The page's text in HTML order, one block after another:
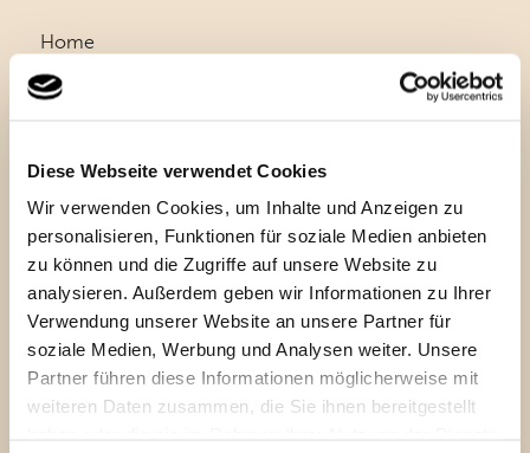
Diese Webseite verwendet Cookies
Wir verwenden Cookies, um Inhalte und Anzeigen zu
personalisieren, Funktionen für soziale Medien anbieten
zu können und die Zugriffe auf unsere Website zu
analysieren. Außerdem geben wir Informationen zu Ihrer
Verwendung unserer Website an unsere Partner für
soziale Medien, Werbung und Analysen weiter. Unsere
Partner führen diese Informationen möglicherweise mit
weiteren Daten zusammen, die Sie ihnen bereitgestellt
Home
Help
Additional Services
TCS-Website
TCS Mietfahrzeuge
Camping & Reisen